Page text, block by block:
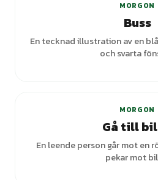
MORGON
Buss
En tecknad illustration av en
och svarta
MORGON
Gå till
En leende person går mot en
pekar mot